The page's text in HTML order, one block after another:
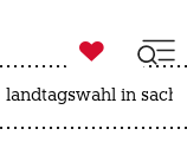

taz zahl ich
landtagswahl in